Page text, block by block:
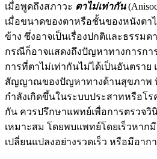
เมื่อพูดถึงสภาวะ ตาไม่เท่ากัน
เมื่อขนาดของตาหรือชั้นของหนังตา
ข้าง ซึ่งอาจเป็นเรื่องปกติและธรรมด
กรณีก็อาจแสดงถึงปัญหาทางการกา
การที่ตาไม่เท่ากันไม่ได้เป็นอันตราย
สัญญาณของปัญหาทางด้านสุขภาพ ที่
กำลังเกิดขึ้นในระบบประสาทหรือโ
กัน ควรปรึกษาแพทย์เพื่อการตรวจวิ
เหมาะสม โดยพบแพทย์โดยเร็วหาก
เปลี่ยนแปลงอย่างรวดเร็ว หรือมีอาก